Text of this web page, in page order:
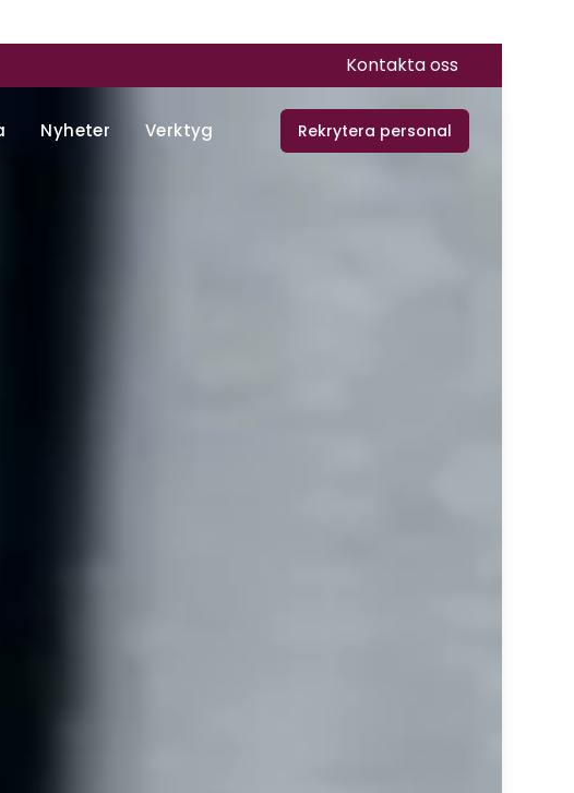
Kontakta oss
Nyheter Verktyg Rekrytera personal